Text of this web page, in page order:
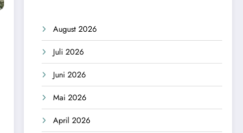
August 2026
Juli 2026
Juni 2026
Mai 2026
April 2026